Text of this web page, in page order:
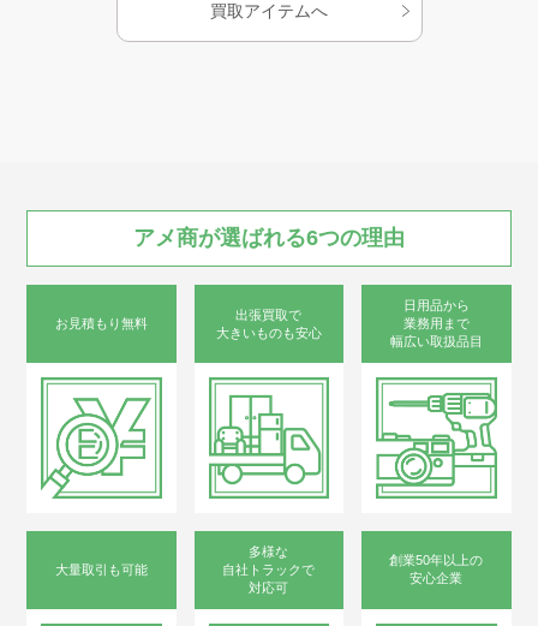
AMESYO MAGAGINE
プライバシーポリシー
古物営業法に基づく表示
サイトマップ
買取アイテムへ
アメ商が選ばれる6つの理由
お見積もり無料
出張買取で
大きいものも安心
日用品から
業務用まで
幅広い取扱品目
大量取引も可能
多様な
自社トラックで
対応可
創業50年以上の
安心企業